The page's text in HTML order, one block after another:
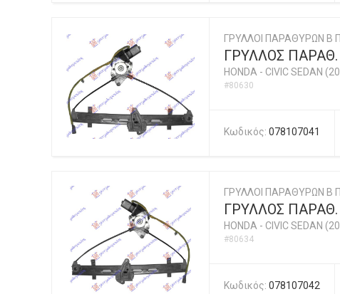
ΓΡΥΛΛΟΙ ΠΑΡΑΘΥΡΩΝ Β
ΓΡΥΛΛΟΣ
HONDA - CIVIC SEDAN
#80630
Κωδικός: 078107041
ΓΡΥΛΛΟΙ ΠΑΡΑΘΥΡΩΝ Β
ΓΡΥΛΛΟΣ
HONDA - CIVIC SEDAN
#80634
Κωδικός: 078107042